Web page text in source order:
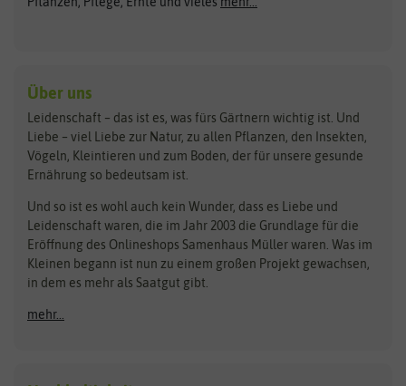
Gründünger
Kräutersamen
Obstsamen
Pilzbrut
Rasensamen
Steckzwiebeln
Zimmer & Kübelpflanzen
Kataloge
Schnäppchen
Anzucht & Gartenzubehör
Anzuchtschalen
Benary
Bingenheimer Saatgut
BioBalu
Bionana
BIOWOL
Blumicorn
Bûten Birds
Dürr-Samen
elho
Feldsaaten Freudenberger
Fertil
Flora Elite
Über uns
Leidenschaft – das ist es, was fürs Gärtnern wichtig ist. Und
Liebe – viel Liebe zur Natur, zu allen Pflanzen, den Insekten,
Vögeln, Kleintieren und zum Boden, der für unsere gesunde
Ernährung so bedeutsam ist.
Und so ist es wohl auch kein Wunder, dass es Liebe und
Leidenschaft waren, die im Jahr 2003 die Grundlage für die
Eröffnung des Onlineshops Samenhaus Müller waren. Was im
Kleinen begann ist nun zu einem großen Projekt gewachsen,
in dem es mehr als Saatgut gibt.
mehr...